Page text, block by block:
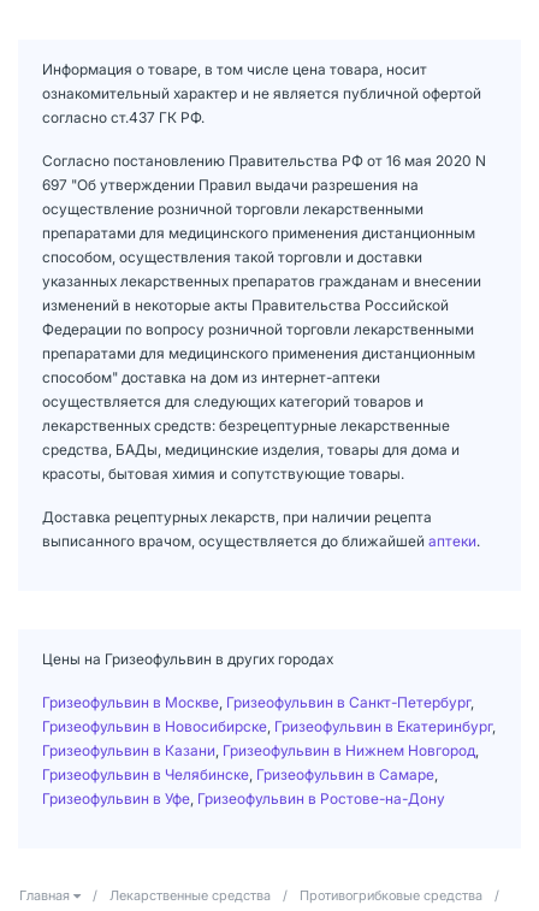
Информация о товаре, в том числе цена товара, носит
ознакомительный характер и не является публичной офертой
согласно ст.437 ГК РФ.
Согласно постановлению Правительства РФ от 16 мая 2020 N
697 "Об утверждении Правил выдачи разрешения на
осуществление розничной торговли лекарственными
препаратами для медицинского применения дистанционным
способом, осуществления такой торговли и доставки
указанных лекарственных препаратов гражданам и внесении
изменений в некоторые акты Правительства Российской
Федерации по вопросу розничной торговли лекарственными
препаратами для медицинского применения дистанционным
способом" доставка на дом из интернет-аптеки
осуществляется для следующих категорий товаров и
лекарственных средств: безрецептурные лекарственные
средства, БАДы, медицинские изделия, товары для дома и
красоты, бытовая химия и сопутствующие товары.
Доставка рецептурных лекарств, при наличии рецепта
выписанного врачом, осуществляется до ближайшей аптеки.
Цены на Гризеофульвин в других городах
Гризеофульвин в Москве Гризеофульвин в Санкт-Петербург,
Гризеофульвин в Новосибирске Гризеофульвин в Екатеринбург,
Гризеофульвин в Казани Гризеофульвин в Нижнем Новгород
Гризеофульвин в Челябинске Гризеофульвин в Самаре
Гризеофульвин в Уфе Гризеофульвин в Ростове-на-Дону
Главная / Лекарственные средства / Противогрибковые средства
/